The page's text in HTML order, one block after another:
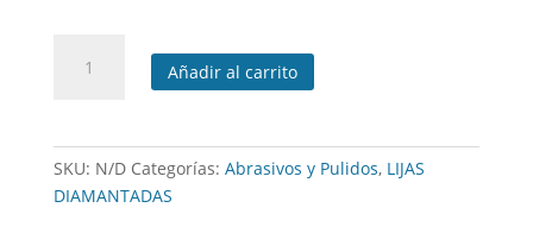
PULIDO
Añadir al carrito
SKU: N/D Categorías: Abrasivos y Pulidos, LIJAS
DIAMANTADAS